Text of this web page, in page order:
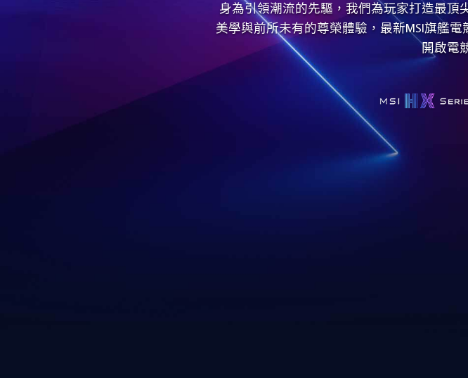
身為引領潮流的先驅，我們為玩家打造最頂
美學與前所未有的尊榮體驗，最新MSI旗艦電
開啟電